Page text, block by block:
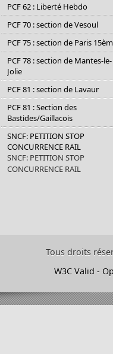
PCF 62 : Liberté Hebdo
PCF 70 : section de Vesoul
PCF 75 : section de Paris
PCF 78 : section de Mantes-le-
Jolie
PCF 81 : section de Lavaur
PCF 81 : Section des
Bastides/Gaillacois
SNCF: PETITION STOP
CONCURRENCE RAIL
SNCF: PETITION STOP
CONCURRENCE RAIL
Tous droits
W3C Valid -